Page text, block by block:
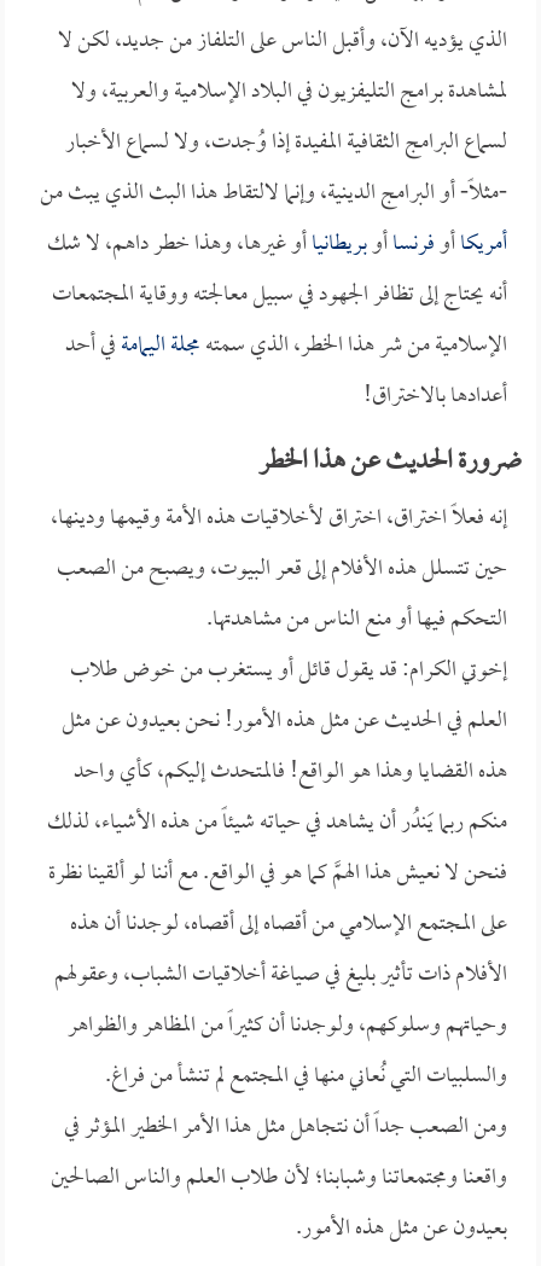
الذي يؤديه الآن، وأقبل الناس على التلفاز من جديد، لكن لا
لمشاهدة برامج التليفزيون في البلاد الإسلامية والعربية، ولا
لسماع البرامج الثقافية المفيدة إذا وُجدت، ولا لسماع الأخبار
-مثلاً- أو البرامج الدينية، وإنما لالتقاط هذا البث الذي يبث من
أمريكاأوفرنساأوبريطانياأو غيرها، وهذا خطر داهم، لا شك
أنه يحتاج إلى تظافر الجهود في سبيل معالجته ووقاية المجتمعات
الإسلامية من شر هذا الخطر، الذي سمتهمجلة اليمامةفي أحد
أعدادها بالاختراق!
ضرورة الحديث عن هذا الخطر
إنه فعلاً اختراق، اختراق لأخلاقيات هذه الأمة وقيمها ودينها،
حين تتسلل هذه الأفلام إلى قعر البيوت، ويصبح من الصعب
التحكم فيها أو منع الناس من مشاهدتها.
إخوتي الكرام: قد يقول قائل أو يستغرب من خوض طلاب
العلم في الحديث عن مثل هذه الأمور! نحن بعيدون عن مثل
هذه القضايا وهذا هو الواقع! فالمتحدث إليكم، كأي واحد
منكم ربما يَندُر أن يشاهد في حياته شيئاً من هذه الأشياء، لذلك
فنحن لا نعيش هذا الهمَّ كما هو في الواقع. مع أننا لو ألقينا نظرة
على المجتمع الإسلامي من أقصاه إلى أقصاه، لوجدنا أن هذه
الأفلام ذات تأثير بليغ في صياغة أخلاقيات الشباب، وعقولهم
وحياتهم وسلوكهم، ولوجدنا أن كثيراً من المظاهر والظواهر
والسلبيات التي نُعاني منها في المجتمع لم تنشأ من فراغ.
ومن الصعب جداً أن نتجاهل مثل هذا الأمر الخطير المؤثر في
واقعنا ومجتمعاتنا وشبابنا؛ لأن طلاب العلم والناس الصالحين
بعيدون عن مثل هذه الأمور.